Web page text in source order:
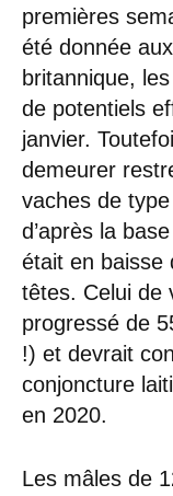
premières
été donnée
britannique,
de potentiels
janvier.
demeurer
vaches de
d’après la
était en baisse
têtes. Celui de
progressé de
!) et devrait
conjoncture
en 2020.
Les mâles de